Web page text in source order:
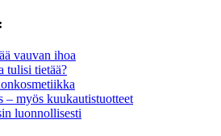
vauvan ihoa
tulisi tietää?
– myös kuukautistuotteet
luonnollisesti